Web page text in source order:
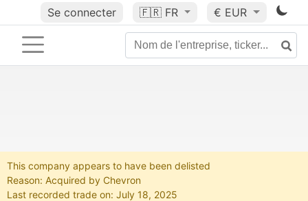
Se connecter 🇫🇷 FR € EUR
This company appears to have been delisted
Reason: Acquired by Chevron
Last recorded trade on: July 18, 2025